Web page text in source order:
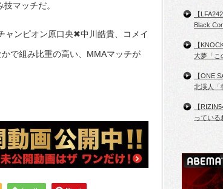
マッチだ。
ャンピオン原口央✖中川皓貴、コメイ
で組み比重の高い、MMAマッチが
【
Black
【
大夢「こ
【ONE
北渓人「
【
っている